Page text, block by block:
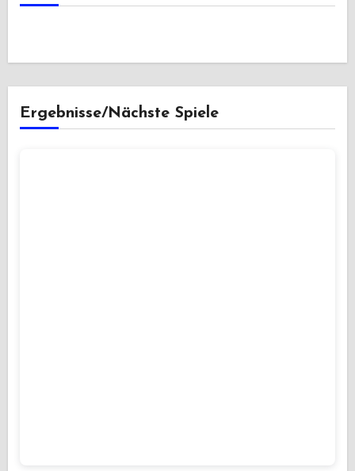
Ergebnisse/Nächste Spiele